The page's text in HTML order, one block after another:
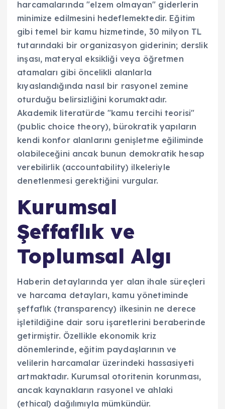
harcamalarında "elzem olmayan" giderlerin
minimize edilmesini hedeflemektedir. Eğitim
gibi temel bir kamu hizmetinde, 30 milyon TL
tutarındaki bir organizasyon giderinin; derslik
inşası, materyal eksikliği veya öğretmen
atamaları gibi öncelikli alanlarla
kıyaslandığında nasıl bir rasyonel zemine
oturduğu belirsizliğini korumaktadır.
Akademik literatürde "kamu tercihi teorisi"
(public choice theory), bürokratik yapıların
kendi konfor alanlarını genişletme eğiliminde
olabileceğini ancak bunun demokratik hesap
verebilirlik (accountability) ilkeleriyle
denetlenmesi gerektiğini vurgular.
Kurumsal
Şeffaflık ve
Toplumsal Algı
Haberin detaylarında yer alan ihale süreçleri
ve harcama detayları, kamu yönetiminde
şeffaflık (transparency) ilkesinin ne derece
işletildiğine dair soru işaretlerini beraberinde
getirmiştir. Özellikle ekonomik kriz
dönemlerinde, eğitim paydaşlarının ve
velilerin harcamalar üzerindeki hassasiyeti
artmaktadır. Kurumsal otoritenin korunması,
ancak kaynakların rasyonel ve ahlaki
(ethical) dağılımıyla mümkündür.